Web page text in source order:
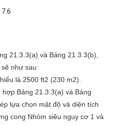
7.6
21.3.3(a) và Bảng 21.3.3(b),
như sau:
là 2500 ft2 (230 m2).
Bảng 21.3.3(a) và Bảng
lựa chọn mật độ và diện tích
cong Nhóm siêu nguy cơ 1 và